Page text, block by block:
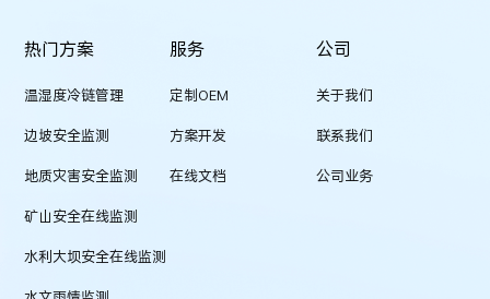
热门方案
温湿度冷链管理
边坡安全监测
地质灾害安全监测
矿山安全在线监测
水利大坝安全在线监测
服务
定制OEM
方案开发
在线文档
公司
关于我们
联系我们
公司业务